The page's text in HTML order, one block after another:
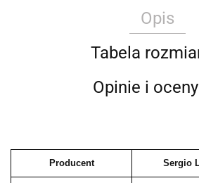
Opis
Tabela
Opinie i
Producent Sergio